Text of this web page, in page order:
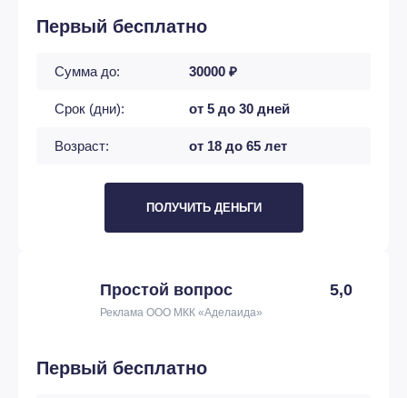
Первый бесплатно
Сумма до: 30000 ₽
Срок (дни): от 5 до 30 дней
Возраст: от 18 до 65 лет
ПОЛУЧИТЬ ДЕНЬГИ
Простой вопрос 5,0
Реклама ООО МКК «Аделаида»
Первый бесплатно